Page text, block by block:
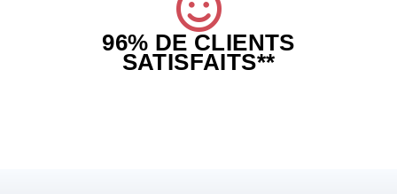
96% DE CLIENTS
SATISFAITS**